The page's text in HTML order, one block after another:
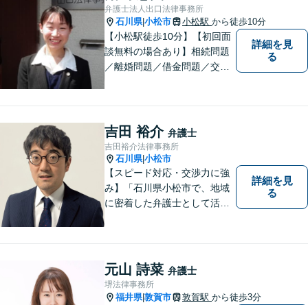
も対応可能です。【法テラス
可】
弁護士法人出口法律事務所
石川県|小松市 小松駅 から徒歩10分
【小松駅徒歩10分】【初回面
談無料の場合あり】相続問題
／離婚問題／借金問題／交通
ましたら、まずはお気軽にご
相談ください。
詳細を見
る
吉田 裕介 弁護士
吉田裕介法律事務所
石川県|小松市
【スピード対応・交渉力に強
み】「石川県小松市で、地域
に密着した弁護士として活動
い！刑事事件の示談交渉も私
にお任せください【完全個室
／プライバシー配慮】
詳細を見
る
元山 詩菜 弁護士
堺法律事務所
福井県|敦賀市 敦賀駅 から徒歩3分